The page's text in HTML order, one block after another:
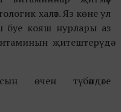
халәт. Яз көне ул
буе кояш нурлары аз
җитештерүдә
өчен түбәндәге